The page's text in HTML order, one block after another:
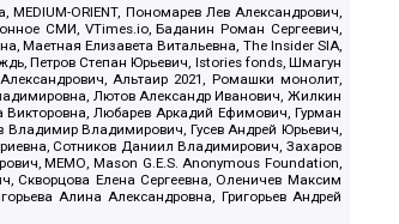
ORIENT, Пономарев Лев Александрович,
СМИ, VTimes.io, Баданин Роман Сергеевич,
Маетная Елизавета Витальевна, The Insider SIA,
Петров Степан Юрьевич, Istories fonds, Шмагун
Альтаир 2021, Ромашки монолит,
Лютов Александр Иванович, Жилкин
Любарев Аркадий Ефимович, Гурман
Владимир Владимирович, Гусев Андрей Юрьевич,
Сотников Даниил Владимирович, Захаров
МЕМО, Mason G.E.S. Anonymous Foundation,
Скворцова Елена Сергеевна, Оленичев Максим
Алина Александровна, Григорьев Андрей